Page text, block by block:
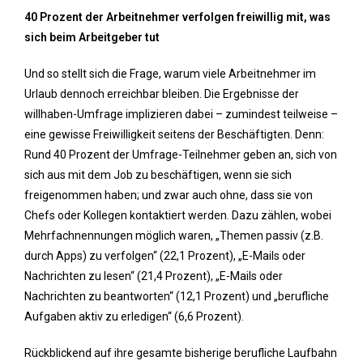
40 Prozent der Arbeitnehmer verfolgen freiwillig mit, was
sich beim Arbeitgeber tut
Und so stellt sich die Frage, warum viele Arbeitnehmer im
Urlaub dennoch erreichbar bleiben. Die Ergebnisse der
willhaben-Umfrage implizieren dabei – zumindest teilweise –
eine gewisse Freiwilligkeit seitens der Beschäftigten. Denn:
Rund 40 Prozent der Umfrage-Teilnehmer geben an, sich von
sich aus mit dem Job zu beschäftigen, wenn sie sich
freigenommen haben; und zwar auch ohne, dass sie von
Chefs oder Kollegen kontaktiert werden. Dazu zählen, wobei
Mehrfachnennungen möglich waren, „Themen passiv (z.B.
durch Apps) zu verfolgen“ (22,1 Prozent), „E-Mails oder
Nachrichten zu lesen“ (21,4 Prozent), „E-Mails oder
Nachrichten zu beantworten“ (12,1 Prozent) und „berufliche
Aufgaben aktiv zu erledigen“ (6,6 Prozent).
Rückblickend auf ihre gesamte bisherige berufliche Laufbahn